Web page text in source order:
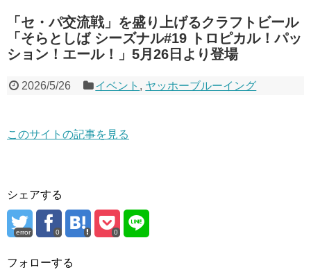
「セ・パ交流戦」を盛り上げるクラフトビール
「そらとしば シーズナル#19 トロピカル！パッ
ション！エール！」5月26日より登場
2026/5/26 イベント , ヤッホーブルーイング
このサイトの記事を見る
シェアする
error 0 0
フォローする